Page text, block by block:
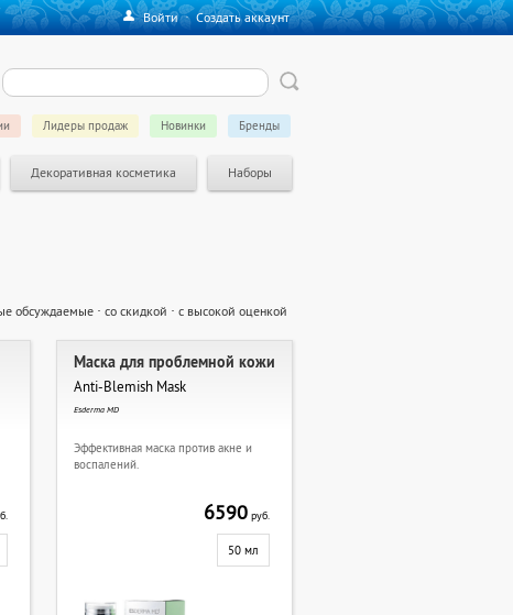
Войти·Создать аккаунт
Бренды
Новинки
Лидеры продаж
Декоративная косметика Наборы
обсуждаемые · со скидкой · с высокой оценкой
Маска для проблемной кожи
Anti-Blemish Mask
Esderma MD
Эффективная маска против акне и
воспалений.
6590 руб.
50 мл